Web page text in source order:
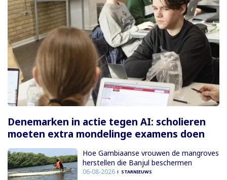
Denemarken in actie tegen AI: scholieren
moeten extra mondelinge examens doen
Hoe Gambiaanse vrouwen de mangroves
herstellen die Banjul beschermen
06-08-2026 STARNIEUWS